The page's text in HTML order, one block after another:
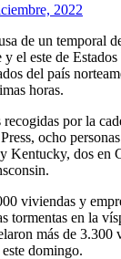
2022
de un temporal
el este de
del país
horas.
recogidas por la
ocho
Kentucky, dos en
viviendas y
tormentas en la
más de 3.300
domingo.